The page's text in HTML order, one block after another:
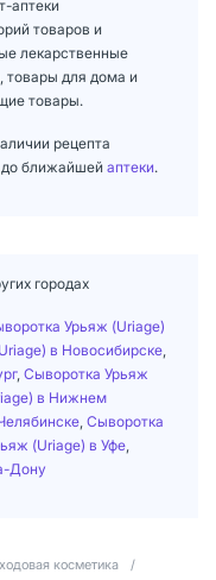
аптеки
товаров и
лекарственные
товары для дома и
товары.
рецепта
до ближайшей аптеки.
городах
Урьяж (Uriage)
в Новосибирске
, Сыворотка Урьяж
в Нижнем
Сыворотка
(Uriage) в Уфе
Дону
косметика
/